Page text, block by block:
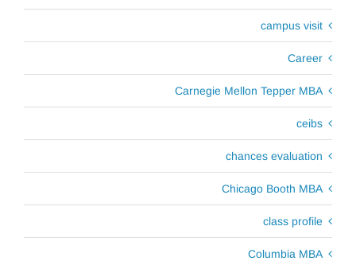
campus visit
Career
Carnegie Mellon Tepper MBA
ceibs
chances evaluation
Chicago Booth MBA
class profile
Columbia MBA